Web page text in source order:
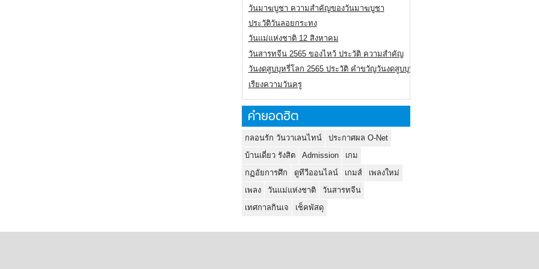
วันมาฆบูชา ความสำคัญของวันมาฆบูชา
ประวัติวันลอยกระทง
วันแม่แห่งชาติ 12 สิงหาคม
วันสารทจีน 2565 ของไหว้ ประวัติ ความสำคัญ
วันงดสูบบุหรี่โลก 2565 ประวัติ คำขวัญวันงดสูบบุหรี่โลก
เรียงความวันครู
คำยอดฮิต
กลอนรัก วันวาเลนไทน์
ประกาศผล O-Net
บ้านเดี่ยว รังสิต
Admission
เกม
กฏอัยการศึก
ดูทีวีออนไลน์ เกมส์
เพลงใหม่
เพลง
วันแม่แห่งชาติ
วันสารทจีน
เทศกาลกินเจ
เช็คพัสดุ